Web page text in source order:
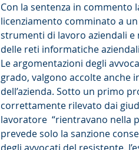
Con la sentenza in
licenziamento comminato a
strumenti di lavoro aziendali
delle reti informatiche
Le argomentazioni degli
grado, valgono accolte anche
dell’azienda. Sotto un primo
correttamente rilevato dai
lavoratore  “rientravano nella
prevede solo la sanzione